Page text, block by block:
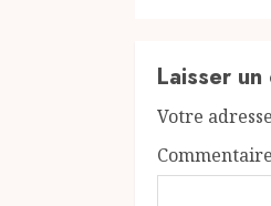
Laisser
Votre
Commentaire